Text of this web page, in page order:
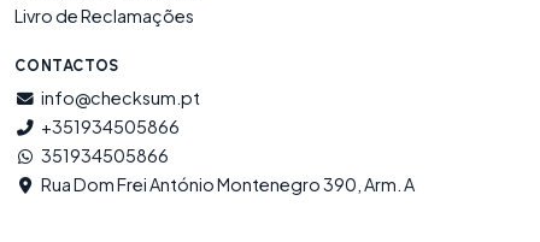
Livro de Reclamações
CONTACTOS
info@checksum.pt
+351934505866
351934505866
Rua Dom Frei António Montenegro 390, Arm. A